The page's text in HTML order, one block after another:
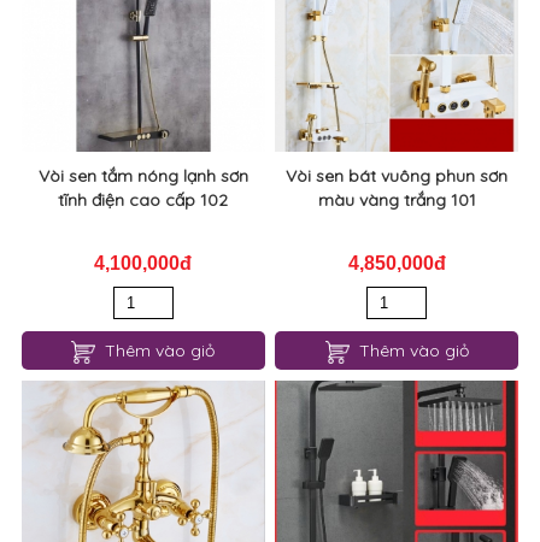
Vòi sen tắm nóng lạnh sơn
tĩnh điện cao cấp 102
4,100,000đ
Thêm vào giỏ
Vòi sen bát vuông phun sơn
màu vàng trắng 101
4,850,000đ
Thêm vào giỏ